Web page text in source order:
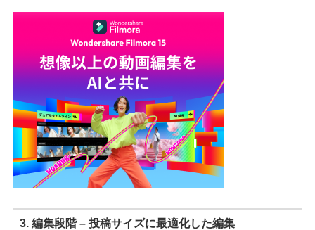
3. 編集段階 – 投稿サイズに最適化した編集